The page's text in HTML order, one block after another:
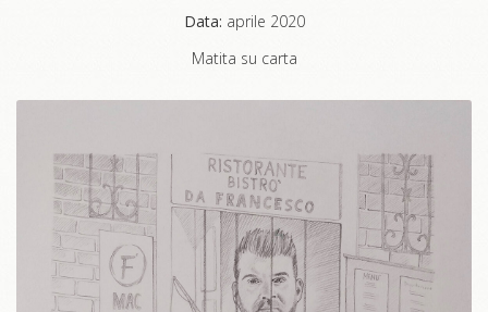
Data: aprile 2020
Matita su carta